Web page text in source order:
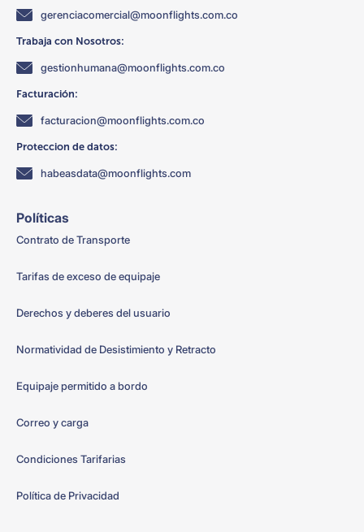
gerenciacomercial@moonflights.com.co
Trabaja con Nosotros:
gestionhumana@moonflights.com.co
Facturación:
facturacion@moonflights.com.co
Proteccion de datos:
habeasdata@moonflights.com
Políticas
Contrato de Transporte
Tarifas de exceso de equipaje
Derechos y deberes del usuario
Normatividad de Desistimiento y Retracto
Equipaje permitido a bordo
Correo y carga
Condiciones Tarifarias
Política de Privacidad